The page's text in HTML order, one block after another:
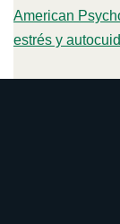
American
estrés y